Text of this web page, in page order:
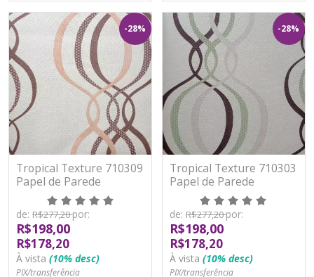
-28%
Tropical Texture 710309
Papel de Parede
Moderno Vinílico
Lavável
de: R$277,20por:
R$198,00
R$178,20
À vista (10% desc)
PIX/transferência
-28%
Tropical Texture 710303
Papel de Parede
Moderno Vinílico
Lavável
de: R$277,20por:
R$198,00
R$178,20
À vista (10% desc)
PIX/transferência